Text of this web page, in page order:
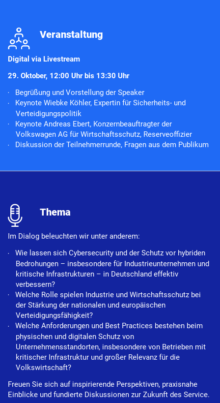
j Veranstaltung
Digital via Livestream
29. Oktober, 12:00 Uhr bis 13:30 Uhr
Begrüßung und Vorstellung der Speaker
Keynote Wiebke Köhler, Expertin für Sicherheits- und
Verteidigungspolitik
Keynote Andreas Ebert, Konzernbeauftragter der
Volkswagen AG für Wirtschaftsschutz, Reserveoffizier
Diskussion der Teilnehmerrunde, Fragen aus dem Publikum
l Thema
Im Dialog beleuchten wir unter anderem:
Wie lassen sich Cybersecurity und der Schutz vor hybriden
Bedrohungen – insbesondere für Industrieunternehmen und
kritische Infrastrukturen – in Deutschland effektiv
verbessern?
Welche Rolle spielen Industrie und Wirtschaftsschutz bei
der Stärkung der nationalen und europäischen
Verteidigungsfähigkeit?
Welche Anforderungen und Best Practices bestehen beim
physischen und digitalen Schutz von
Unternehmensstandorten, insbesondere von Betrieben mit
kritischer Infrastruktur und großer Relevanz für die
Volkswirtschaft?
Freuen Sie sich auf inspirierende Perspektiven, praxisnahe
Einblicke und fundierte Diskussionen zur Zukunft des Service.